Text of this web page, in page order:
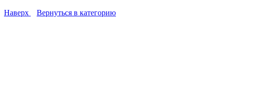
Наверх Вернуться в категорию